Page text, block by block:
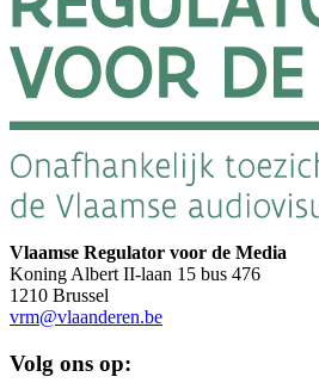
Vlaamse Regulator voor de Media
Koning Albert II-laan 15 bus 476
1210 Brussel
vrm@vlaanderen.be
Volg ons op: